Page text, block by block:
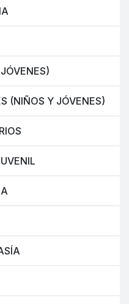
(NIÑOS Y JÓVENES)